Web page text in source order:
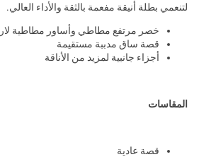
لتنعمي بطلة أنيقة مفعمة بالثقة والأداء العالي.
خصر مرتفع مطاطي وأساور مطاطية
قصة ساق مدببة مستقيمة
أجزاء جانبية لمزيد من الأناقة
المقاسات
قصة عادية